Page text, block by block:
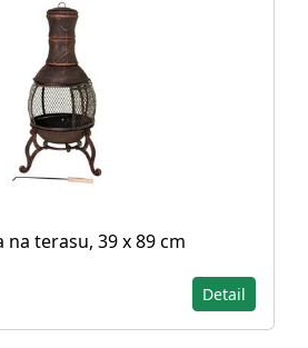
na terasu, 39 x 89 cm
Detail